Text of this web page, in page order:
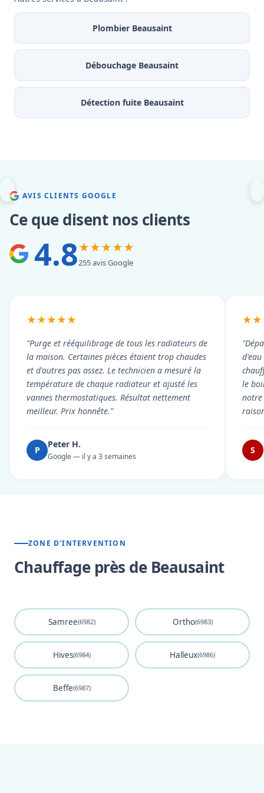
Plombier Beausaint
Débouchage Beausaint
Détection fuite Beausaint
AVIS CLIENTS GOOGLE
Ce que disent nos clients
4.8★★★★★
255 avis Google
★★★★★
"Purge et rééquilibrage de tous les radiateurs de
la maison. Certaines pièces étaient trop chaudes
et d'autres pas assez. Le technicien a mesuré la
température de chaque radiateur et ajusté les
vannes thermostatiques. Résultat nettement
meilleur. Prix honnête."
P
Peter H.
Google — il y a 3 semaines
le
notre
S
ZONE D'INTERVENTION
Chauffage près de Beausaint
Samree(6982) Ortho(6983)
Hives(6984) Halleux(6986)
Beffe(6987)